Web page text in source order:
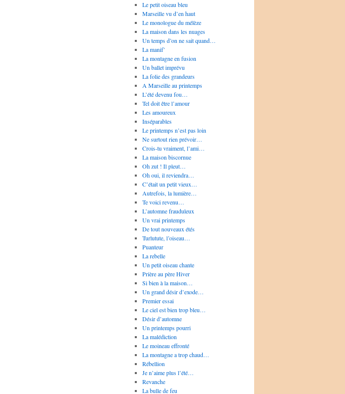
Le petit oiseau bleu
Marseille vu d’en haut
Le monologue du mélèze
La maison dans les nuages
Un temps d’on ne sait quand…
La manif’
La montagne en fusion
Un ballet imprévu
La folie des grandeurs
A Marseille au printemps
L’été devenu fou…
Tel doit être l’amour
Les amoureux
Inséparables
Le printemps n’est pas loin
Ne surtout rien prévoir…
Crois-tu vraiment, l’ami…
La maison biscornue
Oh zut ! Il pleut…
Oh oui, il reviendra…
C’était un petit vieux…
Autrefois, la lumière…
Te voici revenu…
L’automne frauduleux
Un vrai printemps
De tout nouveaux étés
Turlutute, l’oiseau…
Puanteur
La rebelle
Un petit oiseau chante
Prière au père Hiver
Si bien à la maison…
Un grand désir d’exode…
Premier essai
Le ciel est bien trop bleu…
Désir d’automne
Un printemps pourri
La malédiction
Le moineau effronté
La montagne a trop chaud…
Rébellion
Je n’aime plus l’été…
Revanche
La bulle de feu